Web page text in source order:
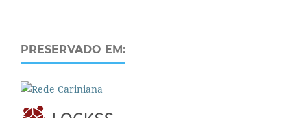
PRESERVADO EM: